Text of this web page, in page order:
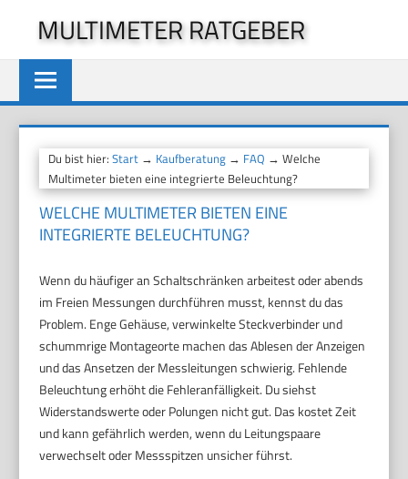
springen
MULTIMETER RATGEBER
Du bist hier:Start → Kaufberatung → FAQ → Welche
Multimeter bieten eine integrierte Beleuchtung?
WELCHE MULTIMETER BIETEN EINE
INTEGRIERTE BELEUCHTUNG?
Wenn du häufiger an Schaltschränken arbeitest oder abends
im Freien Messungen durchführen musst, kennst du das
Problem. Enge Gehäuse, verwinkelte Steckverbinder und
schummrige Montageorte machen das Ablesen der Anzeigen
und das Ansetzen der Messleitungen schwierig. Fehlende
Beleuchtung erhöht die Fehleranfälligkeit. Du siehst
Widerstandswerte oder Polungen nicht gut. Das kostet Zeit
und kann gefährlich werden, wenn du Leitungspaare
verwechselt oder Messspitzen unsicher führst.